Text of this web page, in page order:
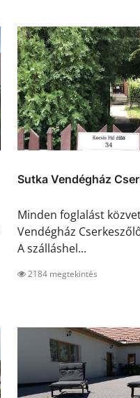
Sutka Vendégház
Minden foglalást
Vendégház
A szálláshel...
2184 megtekintés